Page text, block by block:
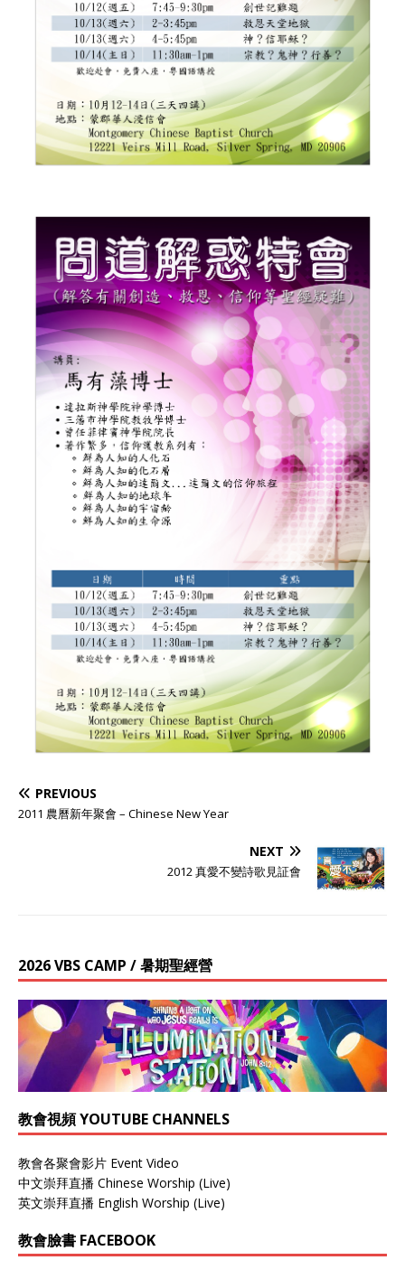
PREVIOUS
2011 農曆新年聚會 – Chinese New Year
NEXT
2012 真愛不變詩歌見証會
2026 VBS CAMP / 暑期聖經營
教會視頻 YOUTUBE CHANNELS
教會各聚會影片 Event Video
中文崇拜直播 Chinese Worship (Live)
英文崇拜直播 English Worship (Live)
教會臉書 FACEBOOK